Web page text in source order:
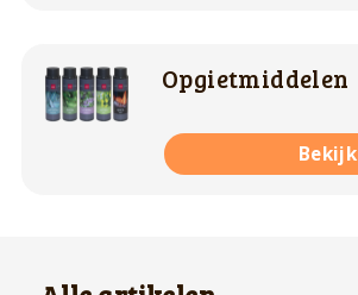
Opgietmiddelen
Bekijk